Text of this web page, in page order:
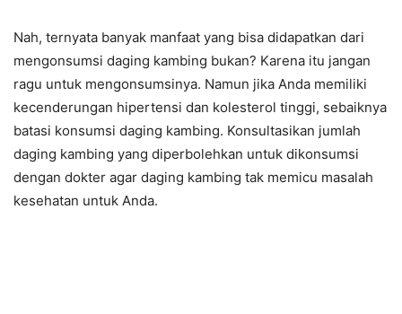
Nah, ternyata banyak manfaat yang bisa didapatkan dari
mengonsumsi daging kambing bukan? Karena itu jangan
ragu untuk mengonsumsinya. Namun jika Anda memiliki
kecenderungan hipertensi dan kolesterol tinggi, sebaiknya
batasi konsumsi daging kambing. Konsultasikan jumlah
daging kambing yang diperbolehkan untuk dikonsumsi
dengan dokter agar daging kambing tak memicu masalah
kesehatan untuk Anda.